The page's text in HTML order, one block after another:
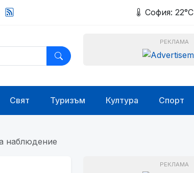
София: 22°C
РЕКЛАМА
Свят Туризъм Култура Спорт
наблюдение
РЕКЛАМА